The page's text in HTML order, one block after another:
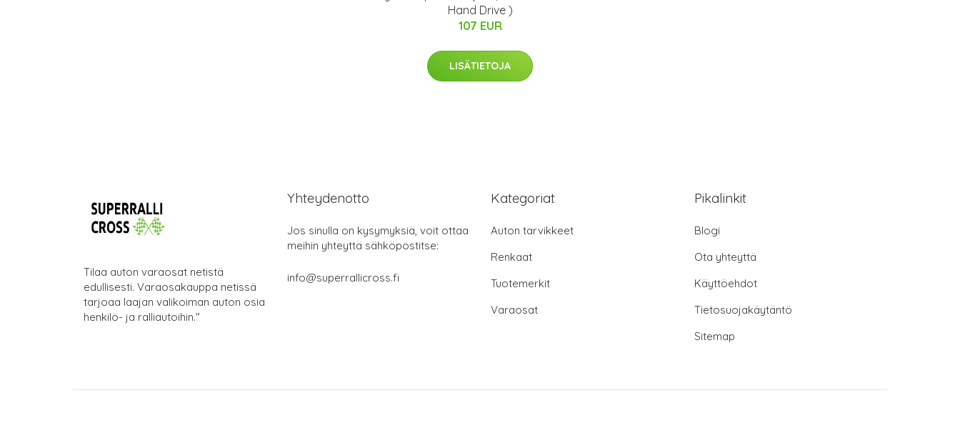
Hand Drive )
107 EUR
LISÄTIETOJA
Tilaa auton varaosat netistä
edullisesti. Varaosakauppa netissä
tarjoaa laajan valikoiman auton osia
henkilö- ja ralliautoihin."
Yhteydenotto
Jos sinulla on kysymyksiä, voit ottaa
meihin yhteyttä sähköpostitse:
info@superrallicross.fi
Kategoriat
Auton tarvikkeet
Renkaat
Tuotemerkit
Varaosat
Pikalinkit
Blogi
Ota yhteyttä
Käyttöehdot
Tietosuojakäytäntö
Sitemap